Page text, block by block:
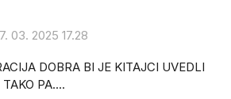
03. 2025 17.28
DOBRA BI JE KITAJCI UVEDLI
PA....